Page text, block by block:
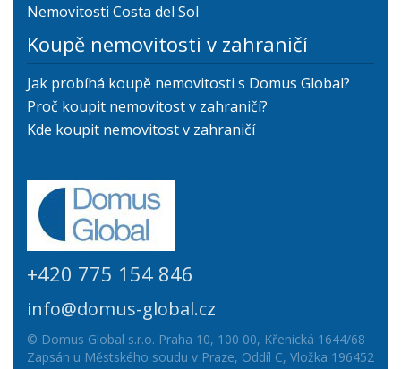
Nemovitosti Costa del Sol
Koupě nemovitosti v zahraničí
Jak probíhá koupě nemovitosti s Domus Global?
Proč koupit nemovitost v zahraničí?
Kde koupit nemovitost v zahraničí
+420 775 154 846
info@domus-global.cz
© Domus Global s.r.o. Praha 10, 100 00, Křenická 1644/68
Zapsán u Městského soudu v Praze, Oddíl C, Vložka 196452